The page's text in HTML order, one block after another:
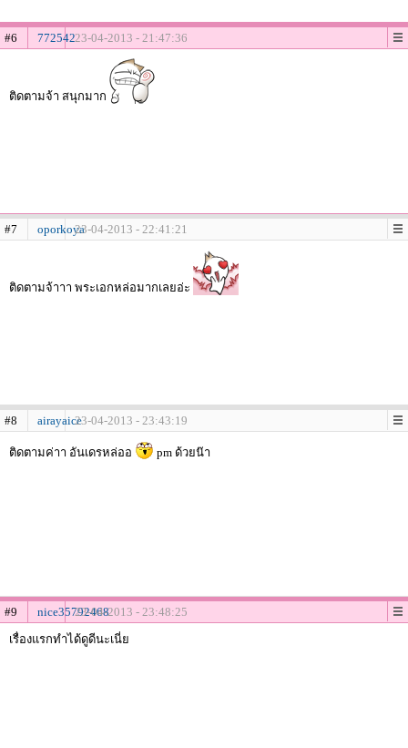
#6 77254223-04-2013 - 21:47:36
ติดตามจ้า สนุกมาก
#7 oporkoya23-04-2013 - 22:41:21
ติดตามจ้าาา พระเอกหล่อมากเลยอ่ะ
#8 airayaice23-04-2013 - 23:43:19
ติดตามค่าา อันเดรหล่ออ pm ด้วยน๊า
#9 nice3579246823-04-2013 - 23:48:25
เรื่องแรกทำได้ดูดีนะเนี่ย